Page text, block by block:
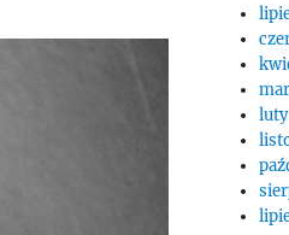
luty